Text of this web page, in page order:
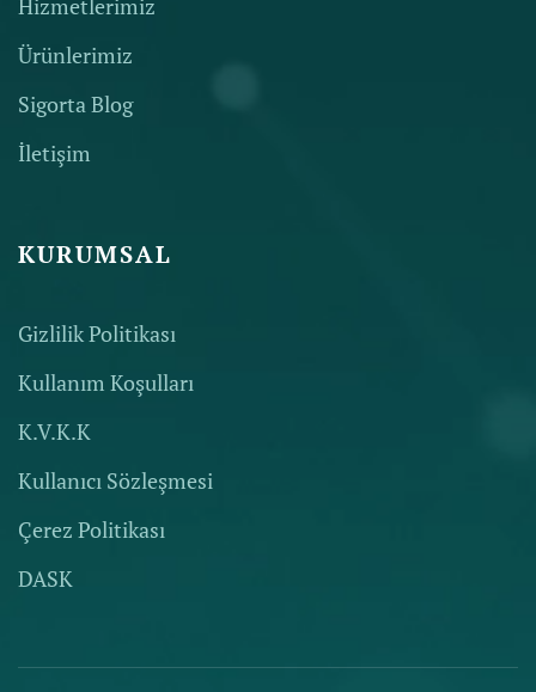
Hizmetlerimiz
Ürünlerimiz
Sigorta Blog
İletişim
KURUMSAL
Gizlilik Politikası
Kullanım Koşulları
K.V.K.K
Kullanıcı Sözleşmesi
Çerez Politikası
DASK